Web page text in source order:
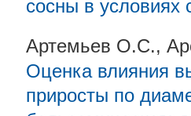
сосны в условиях
Артемьев О.С.,
Оценка влияния
приросты по